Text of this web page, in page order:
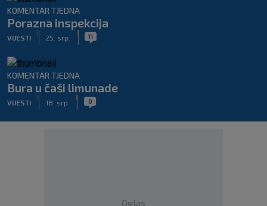
KOMENTAR TJEDNA
Porazna inspekcija
VIJESTI 25. srp. 11
KOMENTAR TJEDNA
Bura u čaši limunade
VIJESTI 18. srp. 0
Oglas